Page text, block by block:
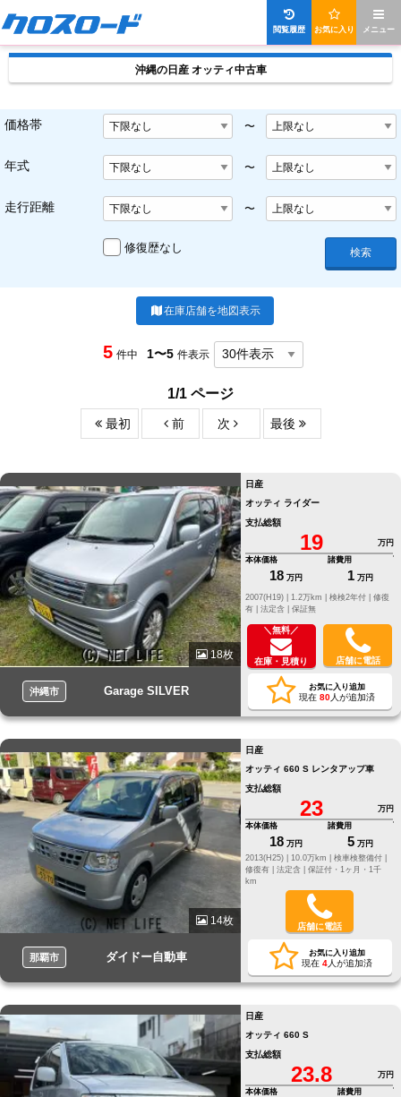
メニュー
お気に入り
閲覧履歴
沖縄の日産 オッティ中古車
価格帯 〜
年式 〜
走行距離 〜
修復歴なし 検索
在庫店舗を地図表示
5 件中 1〜5 件表示
1/1 ページ
最初 前 次 最後
18枚
沖縄市 Garage SILVER
日産
オッティ ライダー
支払総額
19
万円
本体価格
18 万円
諸費用
1 万円
修復
有 | 法定含 | 保証無
＼無料／
在庫・見積り 店舗に電話
お気に入り追加
現在 80人が追加済
14枚
那覇市 ダイドー自動車
日産
オッティ 660 S レンタアップ車
支払総額
23
万円
本体価格
18 万円
諸費用
5 万円
2013(H25) |
10.0万km |
検車検整備付 |
修復有 | 法定含 | 保証付・1ヶ月・1千
km
店舗に電話
お気に入り追加
現在 4人が追加済
日産
オッティ 660 S
支払総額
23.8
万円
本体価格
諸費用